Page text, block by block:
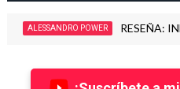
2026 INSIDIOUS DISEASE,